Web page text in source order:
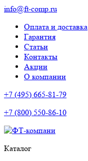
info@ft-comp.ru
Оплата и доставка
Гарантия
Статьи
Контакты
Акции
О компании
+7 (495) 665-81-79
+7 (800) 550-86-10
Каталог